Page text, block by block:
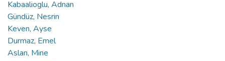
Kabaalioglu, Adnan
Gündüz, Nesrin
Keven, Ayse
Durmaz, Emel
Aslan, Mine